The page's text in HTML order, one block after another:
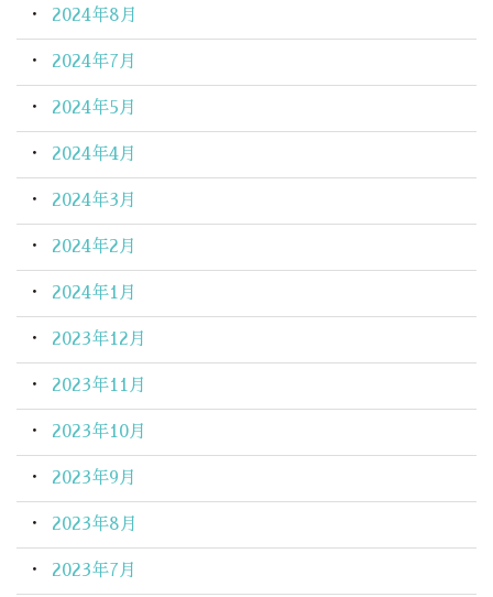
2024年8月
2024年7月
2024年5月
2024年4月
2024年3月
2024年2月
2024年1月
2023年12月
2023年11月
2023年10月
2023年9月
2023年8月
2023年7月